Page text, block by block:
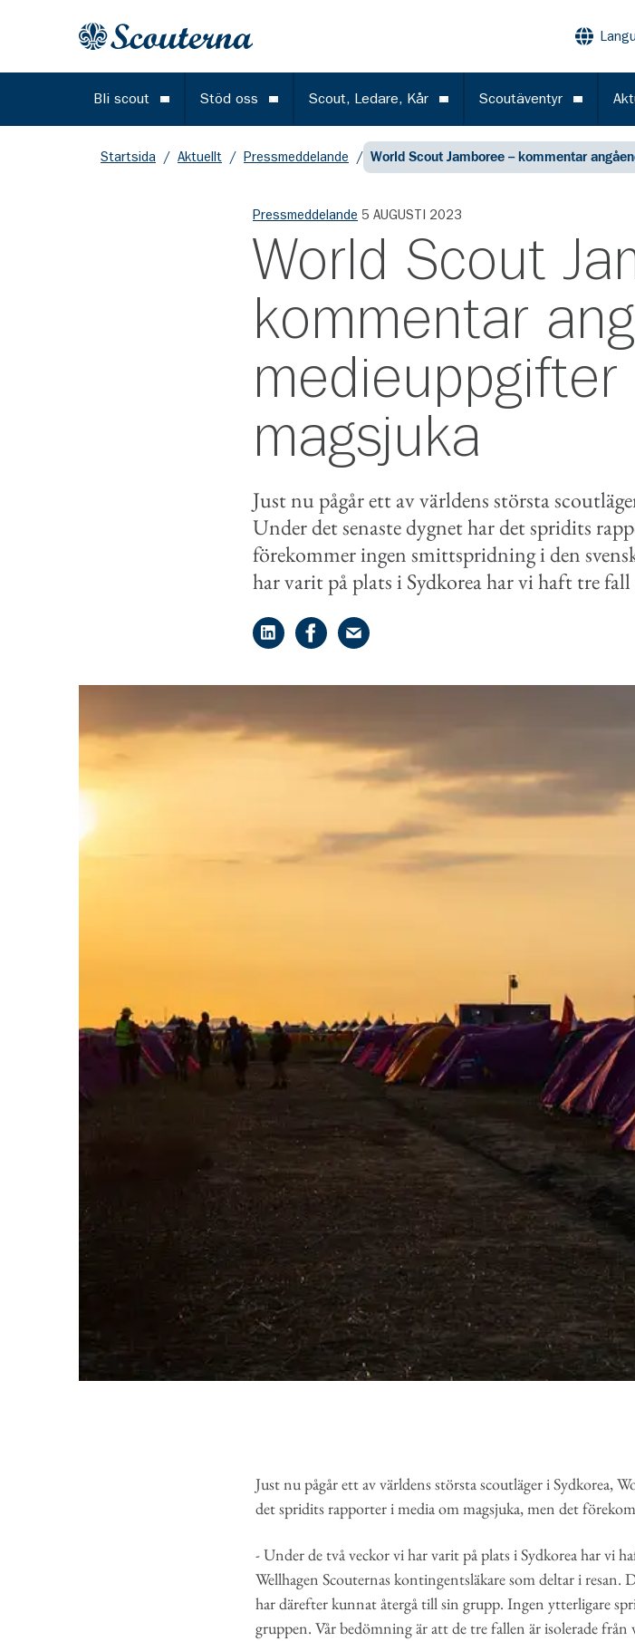
Gå till huvudinnehållet
Bli scout Öppna meny
Stöd oss Öppna meny
Scout, Ledare, Kår Öppna meny
Scoutäventyr Öppna
Startsida / Aktuellt / Pressmeddelande / World Scout Jamboree – kommentar
Pressmeddelande 5 AUGUSTI 2023
World Scout
kommentar
medieuppgifter
magsjuka
Just nu pågår ett av världens största
Under det senaste dygnet har det spridits
förekommer ingen smittspridning i den
har varit på plats i Sydkorea har vi haft tre
Dela på LinkedIn
Dela på Facebook
Dela på e-post
Just nu pågår ett av världens största scoutläger i Sydkorea,
det spridits rapporter i media om magsjuka, men det
- Under de två veckor vi har varit på plats i Sydkorea har vi
Wellhagen Scouternas kontingentsläkare som deltar i
har därefter kunnat återgå till sin grupp. Ingen ytterligare
gruppen. Vår bedömning är att de tre fallen är isolerade